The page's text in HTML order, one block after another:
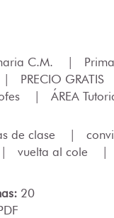
C.M.
PRECIO GRATIS
ÁREA
de clase
vuelta al cole
20